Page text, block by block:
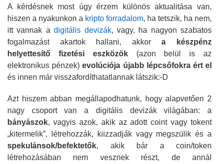
A kérdésnek most úgy érzem különös aktualitása van,
hiszen a nyakunkon a kripto forradalom, ha tetszik, ha nem,
itt vannak adigitális devizák, vagy, ha nagyon szabatos
fogalmazást akartok hallani, akkora készpénz
helyettesítő fizetési eszközök(azon belül is az
elektronikus pénzek)evolúciója újabb lépcsőfokra ért el
és innen már visszafordíthatatlannak látszik:-D
Azt hiszem abban megállapodhatunk, hogy alapvetően 2
nagy csoport van a digitális devizák világában: a
bányászok, vagyis azok, akik az adott coint vagy tokent
„kitermelik”, létrehozzák, kiizzadják vagy megszülik és a
spekulánsok/befektetők, akik bár a coin/token
létrehozásában nem vesznek részt, de annál